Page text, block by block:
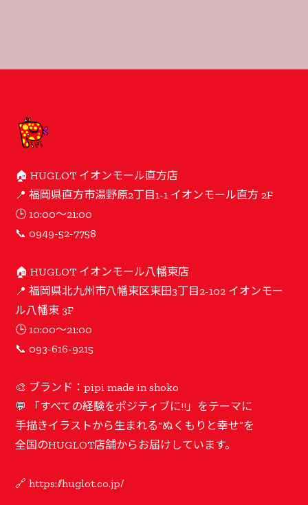
🏠 HUGLOT イオンモール直方店
📍 福岡県直方市湯野原2丁目1-1 イオンモール直方 2F
🕒 10:00〜21:00
📞 0949-52-7758
🏠 HUGLOT イオンモール八幡東店
📍 福岡県北九州市八幡東区東田3丁目2-102 イオンモー
ル八幡東 3F
🕒 10:00〜21:00
📞 093-616-9215
🎨 ブランド：pipi made in shoko
💬 「すべての経験をポジティブに!!」をテーマに
手描きイラストから生まれる“ぬくもりと幸せ”を
全国のHUGLOT店舗からお届けしています。